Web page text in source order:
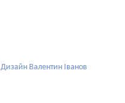
Дизайн Валентин Iванов